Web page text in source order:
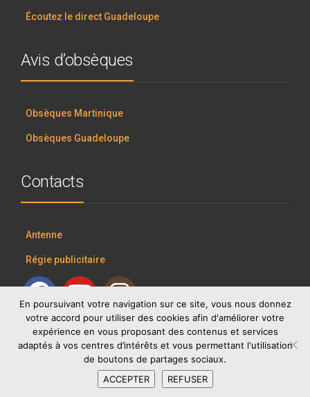
Écoutez le direct Guadeloupe
Avis d’obsèques
Obsèques Martinique
Obsèques Guadeloupe
Contacts
Antenne
Régie publicitaire
RCI GROUP
En poursuivant votre navigation sur ce site, vous nous donnez
votre accord pour utiliser des cookies afin d'améliorer votre
expérience en vous proposant des contenus et services
adaptés à vos centres d’intérêts et vous permettant l'utilisation
de boutons de partages sociaux.
ACCEPTER
REFUSER